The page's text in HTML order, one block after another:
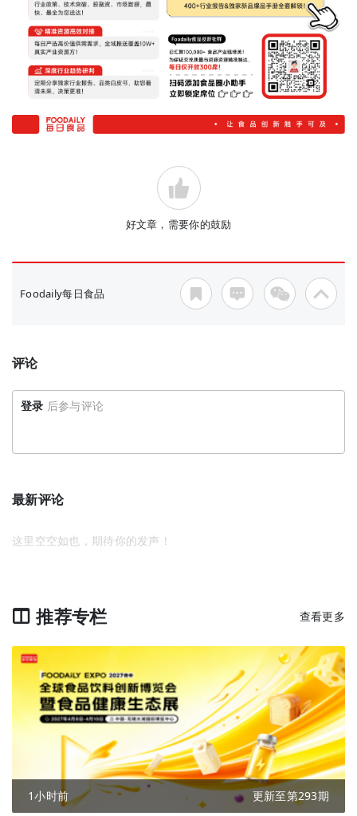
好文章，需要你的鼓励
Foodaily每日食品
评论
登录 后参与评论
最新评论
这里空空如也，期待你的发声！
推荐专栏 查看更多
1小时前 更新至第293期